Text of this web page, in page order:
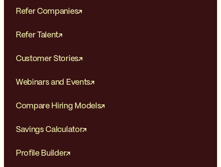
Refer Companies
Refer Talent
Customer Stories
Webinars and Events
Compare Hiring Models
Savings Calculator
Profile Builder